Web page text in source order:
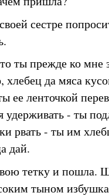
сестре
ты прежде ко мне
хлебец да мяса
ее ленточкой
удерживать - ты
рвать - ты им
дай.
тетку и
тыном